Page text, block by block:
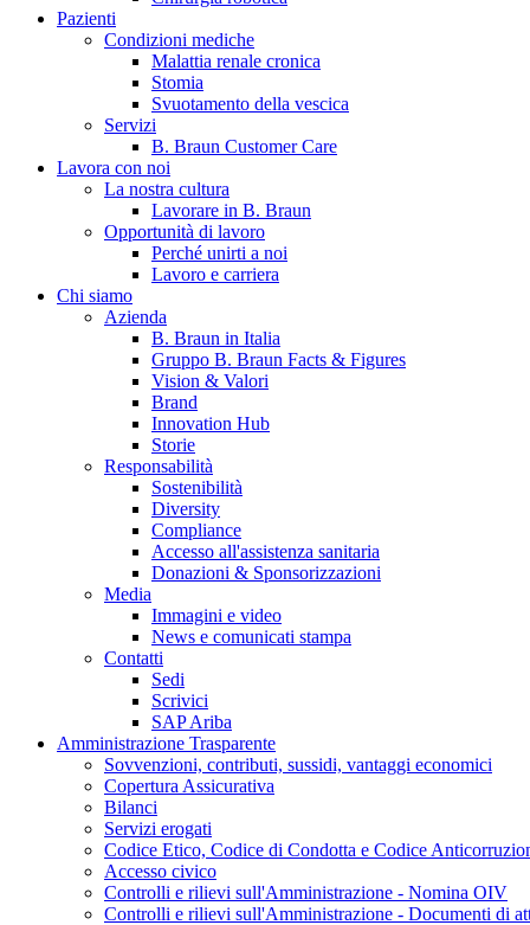
Catalogo prodotti
Trova il prodotto che stai cercando. Visita il catalogo B. Braun
Hai domande o richieste? Scrivici per entrare subito in contatto
Pazienti
Condizioni mediche
Malattia renale cronica
Stomia
Svuotamento della vescica
Servizi
B. Braun Customer Care
Lavora con noi
La nostra cultura
Lavorare in B. Braun
Opportunità di lavoro
Perché unirti a noi
Lavoro e carriera
Chi siamo
Azienda
B. Braun in Italia
Gruppo B. Braun Facts & Figures
Vision & Valori
Brand
Innovation Hub
Storie
Responsabilità
Sostenibilità
Diversity
Compliance
Accesso all'assistenza sanitaria
Donazioni & Sponsorizzazioni
Media
Immagini e video
News e comunicati stampa
Contatti
Sedi
Scrivici
SAP Ariba
Amministrazione Trasparente
Sovvenzioni, contributi, sussidi, vantaggi economici
Copertura Assicurativa
Bilanci
Servizi erogati
Codice Etico, Codice di Condotta e Codice
Accesso civico
Controlli e rilievi sull'Amministrazione - Nomina OIV
Controlli e rilievi sull'Amministrazione - Documenti di